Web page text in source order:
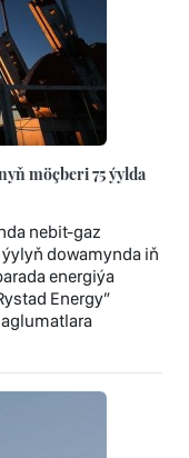
möçberi 75 ýylda
nebit-gaz
dowamynda iň
energiýa
Energy”